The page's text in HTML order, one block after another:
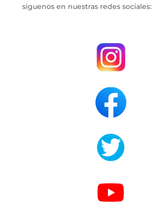
siguenos en nuestras redes sociales:
.
.
.